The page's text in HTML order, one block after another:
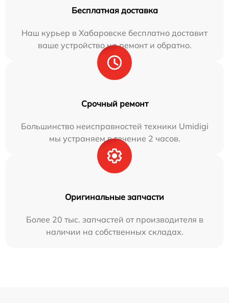
Бесплатная доставка
Наш курьер в Хабаровске бесплатно доставит
ваше устройство на ремонт и обратно.
Срочный ремонт
Большинство неисправностей техники Umidigi
мы устраняем в течение 2 часов.
Оригинальные запчасти
Более 20 тыс. запчастей от производителя в
наличии на собственных складах.